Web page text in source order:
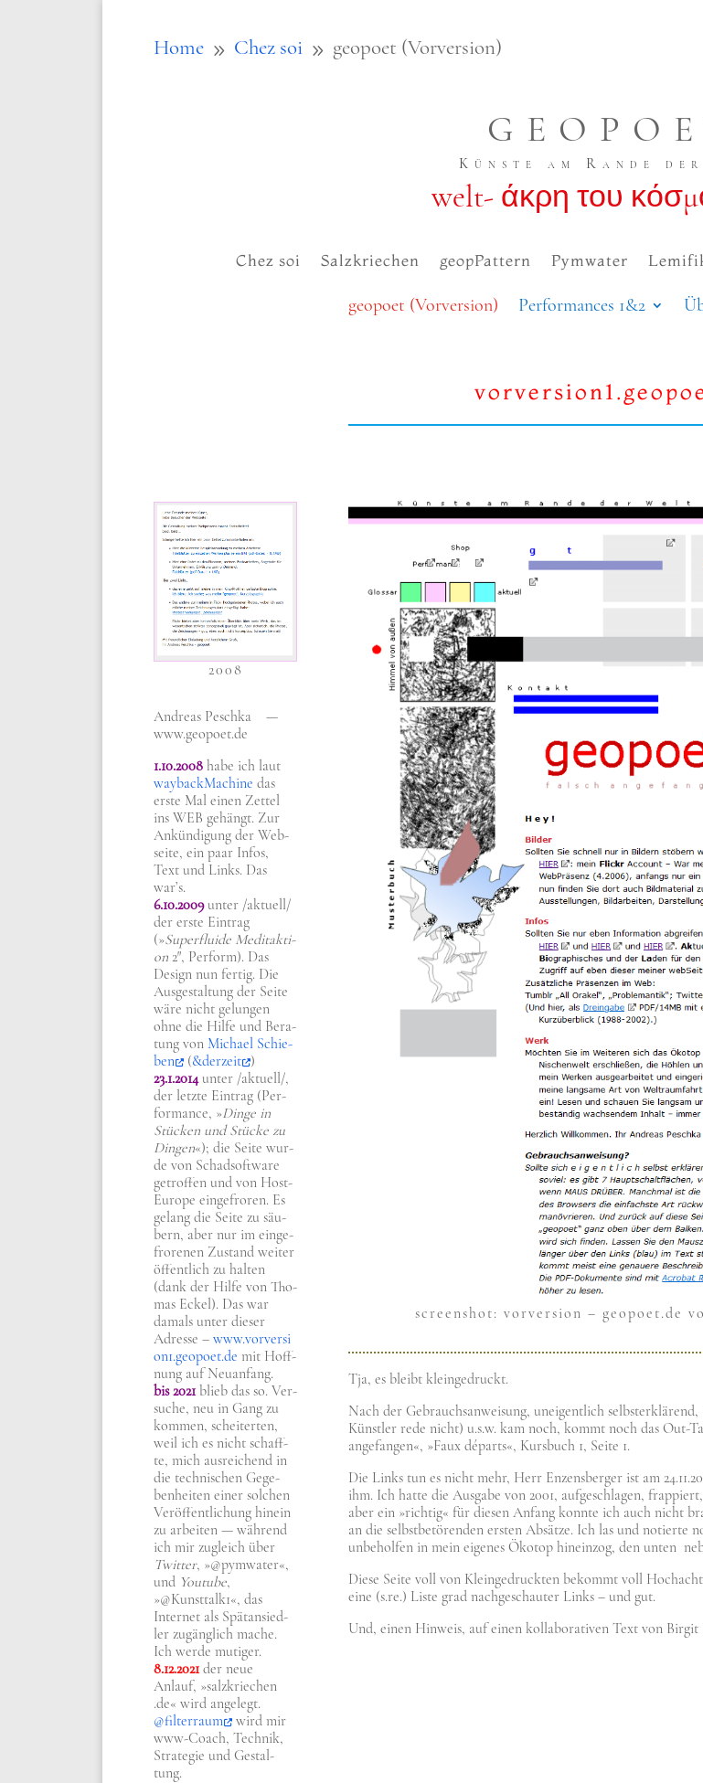
Home 9 Chez soi 9 geopoet (Vorversion)
Künste am Rande
welt- άκρη του
Chez soi Salzkriechen geopPattern Pymwater
geopoet (Vorversion) Performances 1&2
2008
Andre­as Pesch­ka —
www​.geo​po​et​.de
1.10.2008 habe ich laut
way­back­Ma­chi­ne das
erste Mal einen Zet­tel
ins WEB gehängt. Zur
Ankün­di­gung der Web­
sei­te, ein paar Infos,
Text und Links. Das
war’s.
6.10.2009unter /​aktuell/​
der erste Ein­trag
(»Super­flui­de Medit­ak­ti­
on 2″, Per­form). Das
Design nun fer­tig. Die
Aus­ge­stal­tung der Sei­te
wäre nicht gelun­gen
ohne die Hil­fe und Bera­
tung von Micha­el Schie­
ben
(&derzeit )
23.1.2014unter /​aktuell/​,
der letz­te Ein­trag (Per­
for­mance, »Din­ge in
Stücken und Stücke zu
Din­gen«); die Sei­te wur­
de von Schad­soft­ware
getrof­fen und von Host-
Euro­pe ein­ge­fro­ren. Es
gelang die Sei­te zu säu­
bern, aber nur im ein­ge­
fro­re­nen Zustand wei­ter
öffent­lich zu hal­ten
(dank der Hil­fe von Tho­
mas Eckel). Das war
damals unter die­ser
Adres­se – www​.vor​ver​si​
on1​.geo​po​et​.de mit Hoff­
nung auf Neu­an­fang.
bis 2021 blieb das so. Ver­
su­che, neu in Gang zu
kom­men, schei­ter­ten,
weil ich es nicht schaff­
te, mich aus­rei­chend in
die tech­ni­schen Gege­
ben­hei­ten einer sol­chen
Ver­öf­fent­li­chung hin­ein
zu arbei­ten — wäh­rend
ich mir zugleich über
Twit­ter, »@pymwater«,
und You­tube,
»@Kunsttalk1«, das
Inter­net als Spät­an­sied­
ler zugäng­lich mache.
Ich wer­de muti­ger.
8.12.2021 der neue
Anlauf, »salz​krie​chen​
.de« wird ange­legt.
@filterraum
wird mir
www-Coach, Tech­nik,
Stra­te­gie und Gestal­
tung.
screen­shot: vor­ver­si­on – geo​po​et​.de
Tja, es bleibt klein­ge­druckt.
Nach der Gebrauchs­an­wei­sung, unei­gent­lich
Künst­ler rede nicht) u.s.w. kam noch, kommt noch das Out-
ange­fan­gen«, »Faux départs«, Kurs­buch 1, Sei­te 1.
Die Links tun es nicht mehr, Herr Enzens­ber­ger ist am
ihm. Ich hat­te die Aus­ga­be von 2001, auf­ge­schla­gen,
aber ein »rich­tig« für die­sen Anfang konn­te ich auch nicht
an die selbst­be­tö­ren­den ersten Absät­ze. Ich las und notier­te
unbe­hol­fen in mein eige­nes Öko­top hin­ein­zog, den unten
Die­se Sei­te voll von Klein­ge­druck­ten bekommt voll
eine (s.re.) Liste grad nach­ge­schau­ter Links – und gut.
Und, einen Hin­weis, auf einen kol­la­bo­ra­ti­ven Text von Bir­git